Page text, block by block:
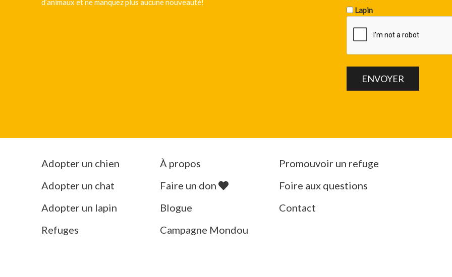
d’animaux et ne manquez plus aucune nouveauté!
Lapin
Adopter un chien
Adopter un chat
Adopter un lapin
Refuges
À propos
Faire un don
Blogue
Campagne Mondou
Promouvoir un refuge
Foire aux questions
Contact